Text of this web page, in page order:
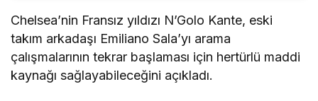
Chelsea’nin Fransız yıldızı N’Golo Kante, eski
takım arkadaşı Emiliano Sala’yı arama
çalışmalarının tekrar başlaması için hertürlü maddi
kaynağı sağlayabileceğini açıkladı.